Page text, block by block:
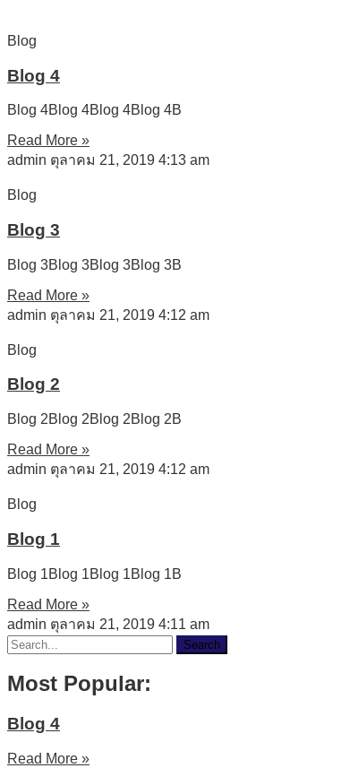
Blog
Blog 4
Blog 4Blog 4Blog 4Blog 4B
Read More »
admin ตุลาคม 21, 2019 4:13 am
Blog
Blog 3
Blog 3Blog 3Blog 3Blog 3B
Read More »
admin ตุลาคม 21, 2019 4:12 am
Blog
Blog 2
Blog 2Blog 2Blog 2Blog 2B
Read More »
admin ตุลาคม 21, 2019 4:12 am
Blog
Blog 1
Blog 1Blog 1Blog 1Blog 1B
Read More »
admin ตุลาคม 21, 2019 4:11 am
Search
Most Popular:
Blog 4
Read More »